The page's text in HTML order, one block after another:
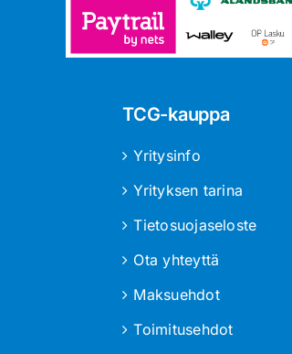
TCG-kauppa
Yritysinfo
Yrityksen tarina
Tietosuojaseloste
Ota yhteyttä
Maksuehdot
Toimitusehdot